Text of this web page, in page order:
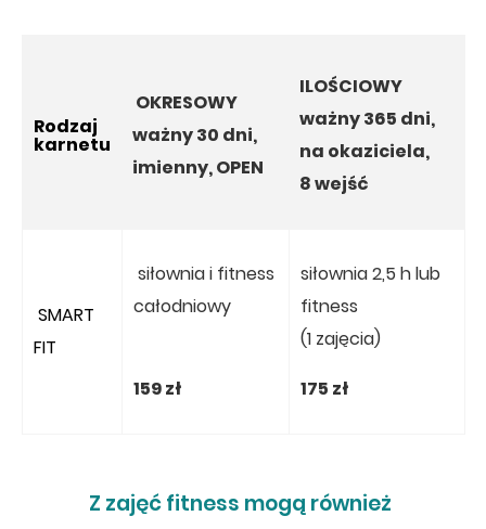
Rodzaj
karnetu
OKRESOWY
ważny 30 dni,
imienny, OPEN
ILOŚCIOWY
ważny 365 dni,
na okaziciela,
8 wejść
SMART
FIT
siłownia i fitness
całodniowy
159 zł
siłownia 2,5 h lub
fitness
(1 zajęcia)
175 zł
Z zajęć fitness mogą również